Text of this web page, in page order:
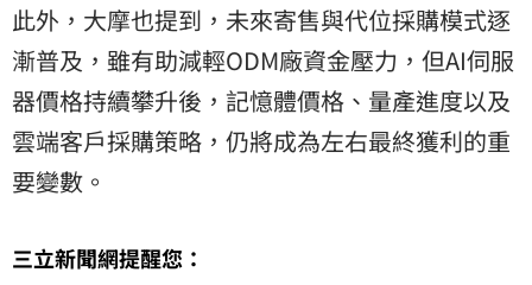
此外，大摩也提到，未來寄售與代位採購模式逐
漸普及，雖有助減輕ODM廠資金壓力，但AI伺服
器價格持續攀升後，記憶體價格、量產進度以及
雲端客戶採購策略，仍將成為左右最終獲利的重
要變數。
三立新聞網提醒您：